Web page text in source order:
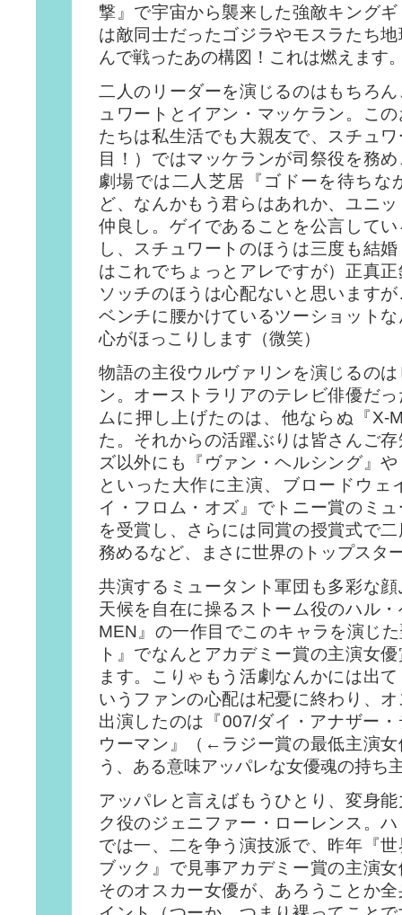
撃』で宇宙から襲来した強敵キング
は敵同士だったゴジラやモスラたち
んで戦ったあの構図！これは燃えます
二人のリーダーを演じるのはもちろ
ュワートとイアン・マッケラン。こ
たちは私生活でも大親友で、スチュ
目！）ではマッケランが司祭役を務
劇場では二人芝居『ゴドーを待ちな
ど、なんかもう君らはあれか、ユニ
仲良し。ゲイであることを公言して
し、スチュワートのほうは三度も結
はこれでちょっとアレですが）正真
ソッチのほうは心配ないと思います
ベンチに腰かけているツーショット
心がほっこりします（微笑）
物語の主役ウルヴァリンを演じるの
ン。オーストラリアのテレビ俳優だ
ムに押し上げたのは、他ならぬ『X-
た。それからの活躍ぶりは皆さんご
ズ以外にも『ヴァン・ヘルシング』
といった大作に主演、ブロードウェ
イ・フロム・オズ』でトニー賞のミ
を受賞し、さらには同賞の授賞式で
務めるなど、まさに世界のトップスタ
共演するミュータント軍団も多彩な
天候を自在に操るストーム役のハル
MEN』の一作目でこのキャラを演じ
ト』でなんとアカデミー賞の主演女
ます。こりゃもう活劇なんかには出
いうファンの心配は杞憂に終わり、
出演したのは『007/ダイ・アナザー
ウーマン』（←ラジー賞の最低主演
う、ある意味アッパレな女優魂の持ち
アッパレと言えばもうひとり、変身
ク役のジェニファー・ローレンス。
では一、二を争う演技派で、昨年『
ブック』で見事アカデミー賞の主演
そのオスカー女優が、あろうことか